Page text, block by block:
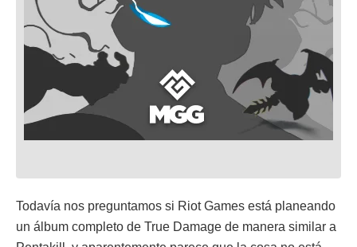
Todavía nos preguntamos si Riot Games está planeando
un álbum completo de True Damage de manera similar a